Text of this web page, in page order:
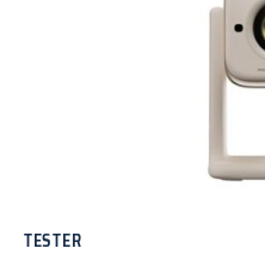
TESTER